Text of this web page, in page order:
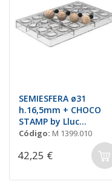
SEMIESFERA ø31
h.16,5mm + CHOCO
STAMP by Lluc
Crusellas
Código: M 1399.010
42,25 €